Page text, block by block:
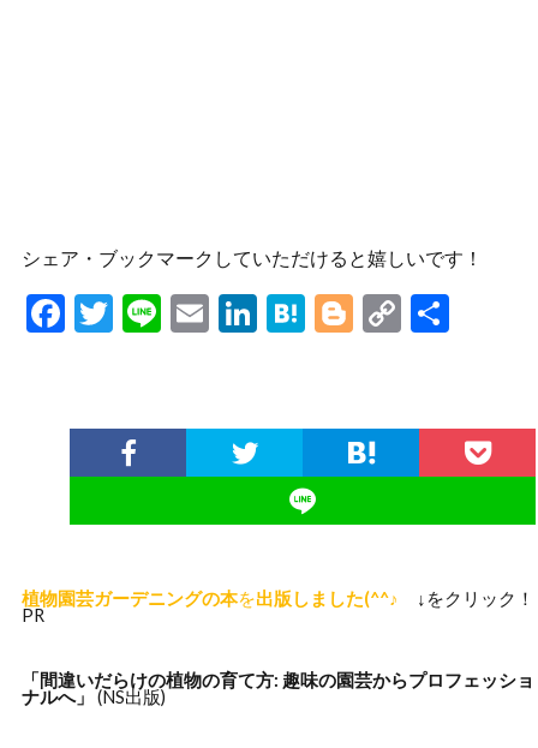
シェア・ブックマークしていただけると嬉しいです！
F
b
o
T
er
Li E
l
Li
dI
n
H
n
a
Bl
g
er
C
y
Li
植物園芸ガーデニングの本を出版しました(^^♪
↓をクリック！
PR
「間違いだらけの植物の育て方: 趣味の園芸からプロフェッショ
ナルへ」
(NS出版)